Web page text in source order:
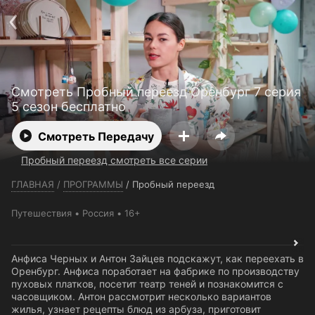
Смотреть Пробный переезд Оренбург 7 серия
5 сезон бесплатно
Смотреть Передачу
Пробный переезд смотреть все серии
ГЛАВНАЯ / ПРОГРАММЫ / Пробный переезд
Путешествия Россия 16+
Анфиса Черных и Антон Зайцев подскажут, как переехать в
Оренбург. Анфиса поработает на фабрике по производству
пуховых платков, посетит театр теней и познакомится с
часовщиком. Антон рассмотрит несколько вариантов
жилья, узнает рецепты блюд из арбуза, приготовит
Телефон поддержки: +7 (727) 323 10 92
Пользовательское соглашение
Политика конфиденциальности
Открыть приложение
Ввести промокод